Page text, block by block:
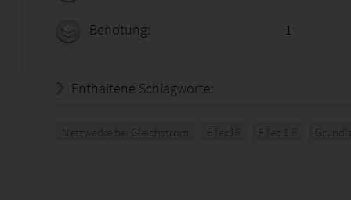
Benotung: 1
Enthaltene Schlagworte:
Netzwerke bei Gleichstrom ETec1F ETec 1 F